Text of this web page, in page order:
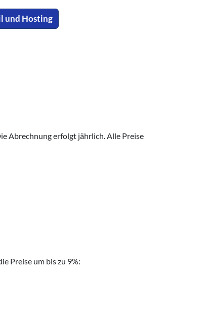
und Hosting
Abrechnung erfolgt jährlich. Alle Preise
Preise um bis zu 9%: